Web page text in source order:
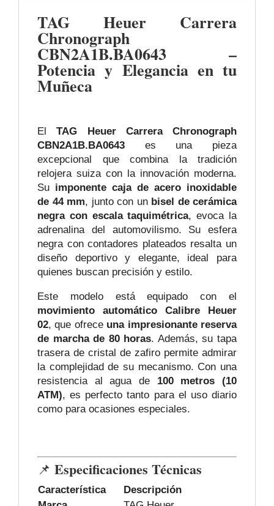
TAG Heuer Carrera
Chronograph
CBN2A1B.BA0643 –
Potencia y Elegancia en tu
Muñeca
ElTAG Heuer Carrera Chronograph
CBN2A1B.BA0643 es una pieza
excepcional que combina la tradición
relojera suiza con la innovación moderna.
Su imponente caja de acero inoxidable
de 44 mm, junto con un bisel de cerámica
negra con escala taquimétrica, evoca la
adrenalina del automovilismo. Su esfera
negra con contadores plateados resalta un
diseño deportivo y elegante, ideal para
quienes buscan precisión y estilo.
Este modelo está equipado con el
movimiento automático Calibre Heuer
02, que ofrece una impresionante reserva
de marcha de 80 horas. Además, su tapa
trasera de cristal de zafiro permite admirar
la complejidad de su mecanismo. Con una
resistencia al agua de 100 metros (10
ATM), es perfecto tanto para el uso diario
como para ocasiones especiales.
📌 Especificaciones Técnicas
Característica
Descripción